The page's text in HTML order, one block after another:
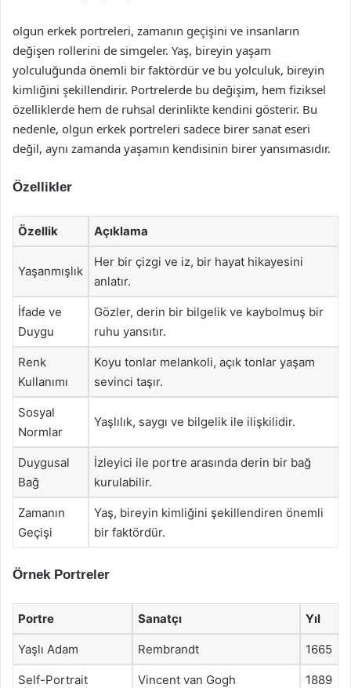
olgun erkek portreleri, zamanın geçişini ve insanların
değişen rollerini de simgeler. Yaş, bireyin yaşam
yolculuğunda önemli bir faktördür ve bu yolculuk, bireyin
kimliğini şekillendirir. Portrelerde bu değişim, hem fiziksel
özelliklerde hem de ruhsal derinlikte kendini gösterir. Bu
nedenle, olgun erkek portreleri sadece birer sanat eseri
değil, aynı zamanda yaşamın kendisinin birer yansımasıdır.
Özellikler
Özellik Açıklama
Yaşanmışlık
Her bir çizgi ve iz, bir hayat hikayesini
anlatır.
İfade ve
Duygu
Gözler, derin bir bilgelik ve kaybolmuş bir
ruhu yansıtır.
Renk
Kullanımı
Koyu tonlar melankoli, açık tonlar yaşam
sevinci taşır.
Sosyal
Normlar
Yaşlılık, saygı ve bilgelik ile ilişkilidir.
Duygusal
Bağ
İzleyici ile portre arasında derin bir bağ
kurulabilir.
Zamanın
Geçişi
Yaş, bireyin kimliğini şekillendiren önemli
bir faktördür.
Örnek Portreler
Portre Sanatçı Yıl
Yaşlı Adam Rembrandt 1665
Self-Portrait Vincent van Gogh 1889